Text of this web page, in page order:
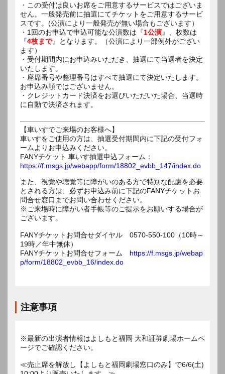
・この受付は良いお席をご用意するサービスではございま
せん。一般発売前に抽選にてチケットをご用意するサービ
スです。(公演により一般発売が無い場合もございます）
・1回のお申込で申込可能な公演数は『1公演』、枚数は
『4枚まで』となります。（公演により一部例外がござい
ます）
・受付期間内にお申込みいただき、抽選にて当選者を決定
いたします。
・座席番号や整理番号はすべて抽選にて決定いたします。
お申込み順ではございません。
・クレジットカード決済をお選びいただいた場合、当選時
に自動で決済されます。
【車いすでご来場のお客様へ】
車いすをご使用の方は、抽選受付期間内に下記の受付フォ
ームよりお申込みください。
FANYチケット 車いす抽選申込フォーム：
https://f.msgs.jp/webapp/form/18802_evbb_147/index.do
また、視覚や聴覚等に障がいのある方で特別な配慮を必要
とされる方は、必ずお申込み前に下記のFANYチケットお
問合せ窓口までお問い合わせください。
※ご来場時に障がい者手帳等のご提示をお願いする場合が
ございます。
FANYチケットお問合せダイヤル 0570-550-100（10時～
19時／年中無休）
FANYチケットお問合せフォーム https://f.msgs.jp/webap
p/form/18802_evbb_16/index.do
注意事項
※最新の出演者情報はよしもと福岡 大和証券劇場ホームペ
ージでご確認ください。
≪売止席を解放し【よしもと福岡劇場窓口のみ】で6/6(土)